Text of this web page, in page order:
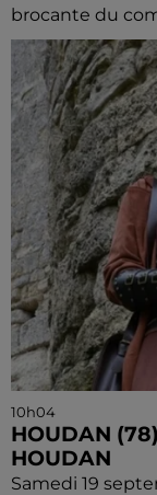
brocante du
10h04
HOUDAN
HOUDAN
Samedi 19